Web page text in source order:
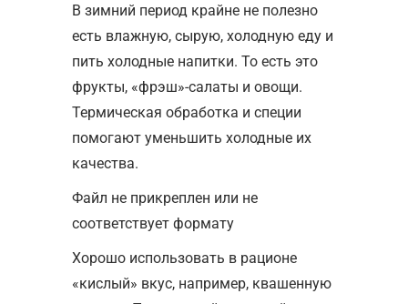
В зимний период крайне не полезно
есть влажную, сырую, холодную еду и
пить холодные напитки. То есть это
фрукты, «фрэш»-салаты и овощи.
Термическая обработка и специи
помогают уменьшить холодные их
качества.
Файл не прикреплен или не
соответствует формату
Хорошо использовать в рационе
«кислый» вкус, например, квашенную